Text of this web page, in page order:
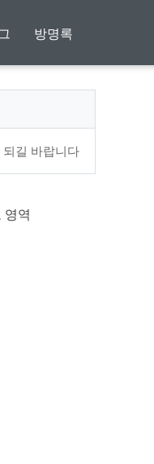
방명록
길 바랍니다
영역